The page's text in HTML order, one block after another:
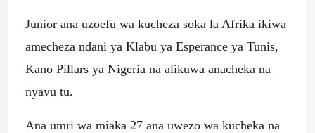
Junior ana uzoefu wa kucheza soka la Afrika ikiwa
amecheza ndani ya Klabu ya Esperance ya Tunis,
Kano Pillars ya Nigeria na alikuwa anacheka na
nyavu tu.
Ana umri wa miaka 27 ana uwezo wa kucheka na